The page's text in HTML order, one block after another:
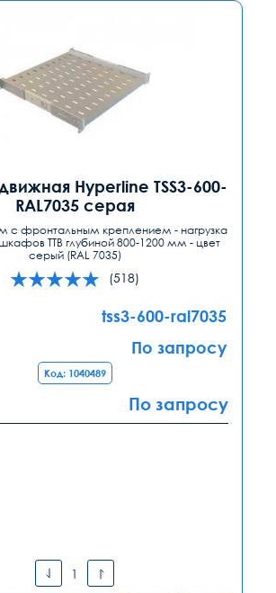
Hyperline TSS3-600-
RAL7035 серая
с фронтальным креплением - нагрузка
шкафов TTB глубиной 800-1200 мм - цвет
серый (RAL 7035)
(518)
tss3-600-ral7035
По запросу
Код: 1040489
По запросу